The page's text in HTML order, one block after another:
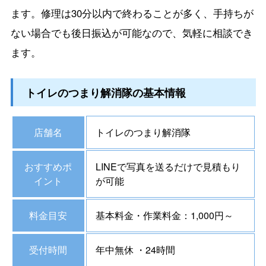
ます。修理は30分以内で終わることが多く、手持ちが
ない場合でも後日振込が可能なので、気軽に相談でき
ます。
トイレのつまり解消隊の基本情報
店舗名 トイレのつまり解消隊
おすすめポ
イント
LINEで写真を送るだけで見積もり
が可能
料金目安 基本料金・作業料金：1,000円～
受付時間 年中無休 ・24時間